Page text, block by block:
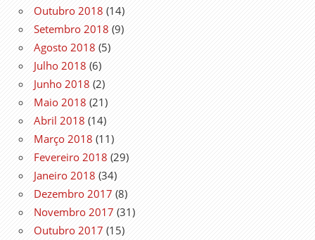
Outubro 2018 (14)
Setembro 2018 (9)
Agosto 2018 (5)
Julho 2018 (6)
Junho 2018 (2)
Maio 2018 (21)
Abril 2018 (14)
Março 2018 (11)
Fevereiro 2018 (29)
Janeiro 2018 (34)
Dezembro 2017 (8)
Novembro 2017 (31)
Outubro 2017 (15)